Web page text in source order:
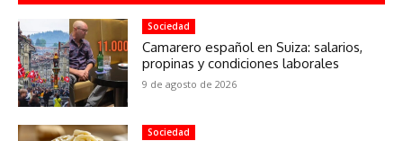
Sociedad
Camarero español en Suiza: salarios,
propinas y condiciones laborales
9 de agosto de 2026
Sociedad